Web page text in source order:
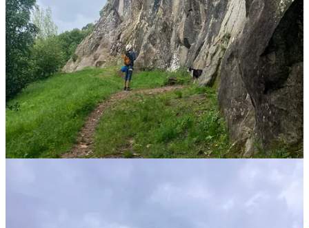
lo que no hace mucha gente.
Sabes que esto es un proyecto que dura toda la vida. Pero puedes
empezar con mi vídeoHabla con intuición 🔮✨👁️,que dura 40
minutos.
Un vídeo donde te explico cómo funciona nuestro cerebro cuando
decidimos usar el presente, el pretérito indefinido y el imperfecto.
El vídeo cuesta 40€ y se compra haciendoclick aquí.
diferente. O puedes seguir ignorándolo, y entonces tus siguientes